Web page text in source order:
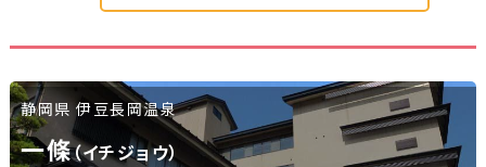
静岡県 伊豆長岡温泉
一條（イチジョウ）